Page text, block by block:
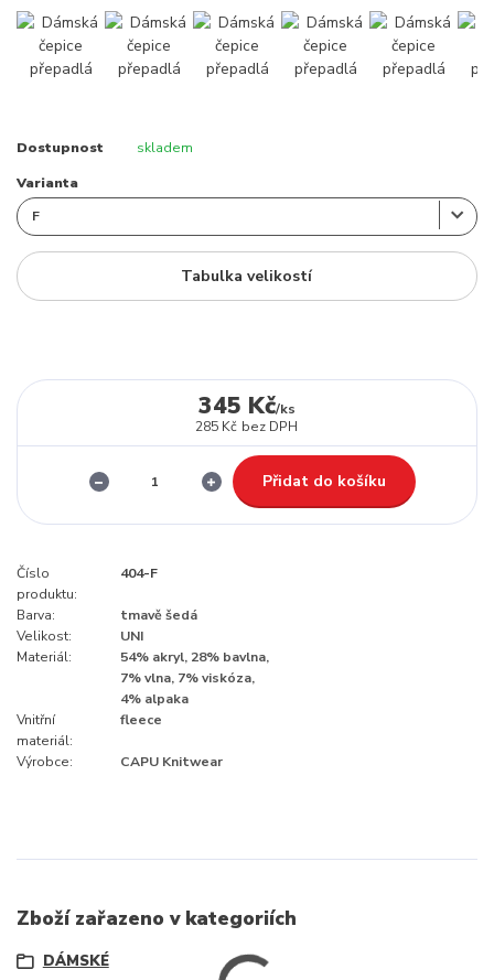
Dostupnost skladem
Varianta
Tabulka velikostí
345 Kč/ks
285 Kč bez DPH
Přidat do košíku
Číslo
produktu:
404-F
Barva:
tmavě šedá
Velikost:
UNI
Materiál:
54% akryl, 28% bavlna,
7% vlna, 7% viskóza,
4% alpaka
Vnitřní
materiál:
fleece
Výrobce: CAPU Knitwear
Zboží zařazeno v kategoriích
DÁMSKÉ